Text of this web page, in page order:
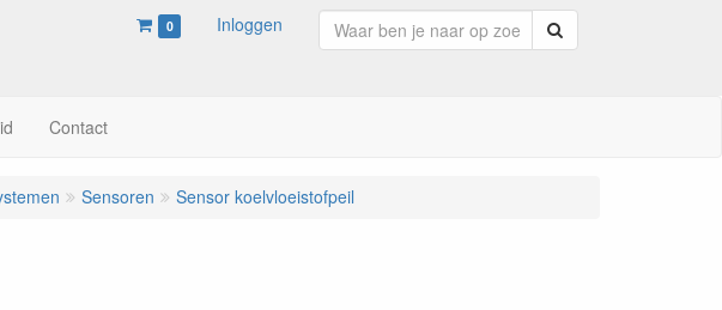
0 Inloggen
Contact
Sensoren Sensor koelvloeistofpeil